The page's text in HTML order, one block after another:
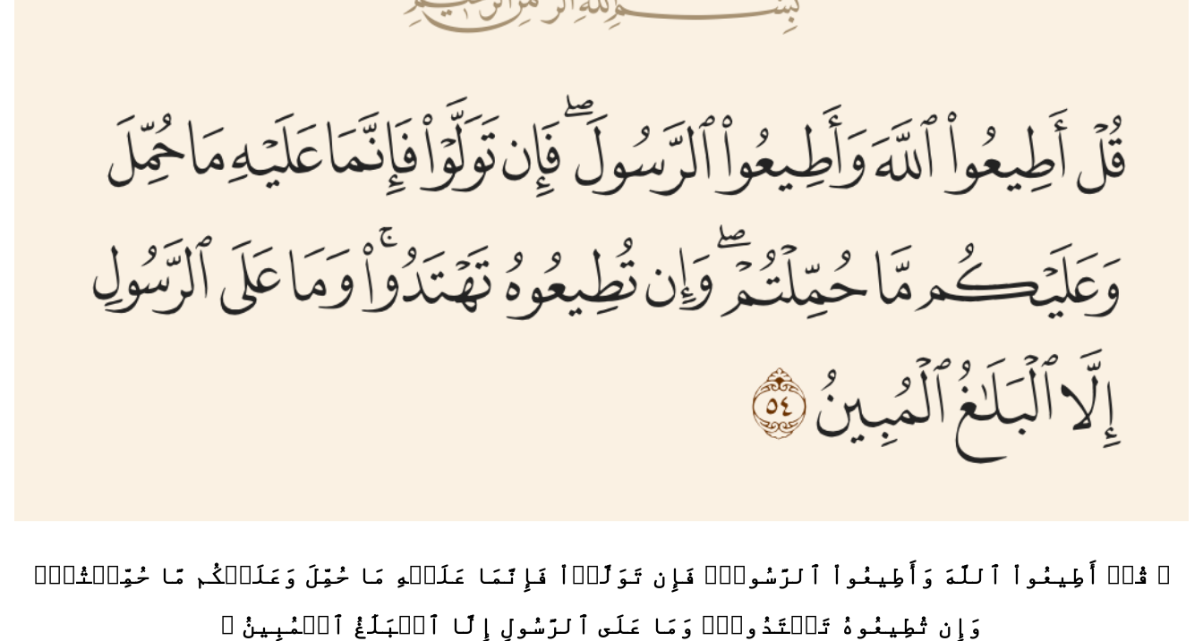
﴿ قُلۡ أَطِيعُواْ ٱللَّهَ وَأَطِيعُواْ ٱلرَّسُولَۖ فَإِن تَوَلَّوۡاْ فَإِنَّمَا عَلَيۡهِ مَا حُمِّلَ وَعَلَيۡكُم مَّا حُمِّلۡتُمۡۖ
وَإِن تُطِيعُوهُ تَهۡتَدُواْۚ وَمَا عَلَى ٱلرَّسُولِ إِلَّا ٱلۡبَلَٰغُ ٱلۡمُبِينُ ﴾